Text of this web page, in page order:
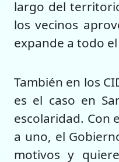
largo del
los vecinos
expande a todo
También en los
es el caso en
escolaridad. Con
a uno, el
motivos y